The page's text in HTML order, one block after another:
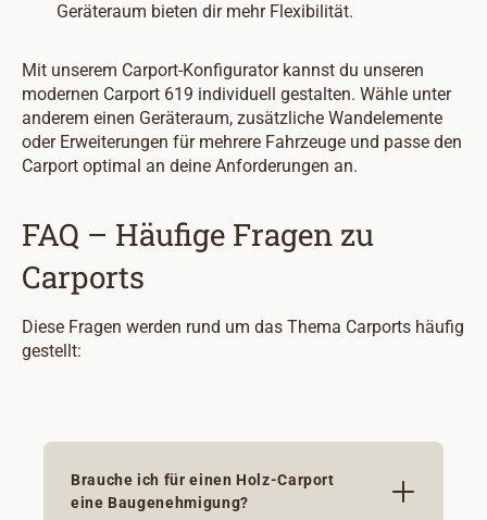
Geräteraum bieten dir mehr Flexibilität.
Mit unserem Carport-Konfigurator kannst du unseren
modernen Carport 619 individuell gestalten. Wähle unter
anderem einen Geräteraum, zusätzliche Wandelemente
oder Erweiterungen für mehrere Fahrzeuge und passe den
Carport optimal an deine Anforderungen an.
FAQ – Häufige Fragen zu
Carports
Diese Fragen werden rund um das Thema Carports häufig
gestellt:
Brauche ich für einen Holz-Carport
eine Baugenehmigung?